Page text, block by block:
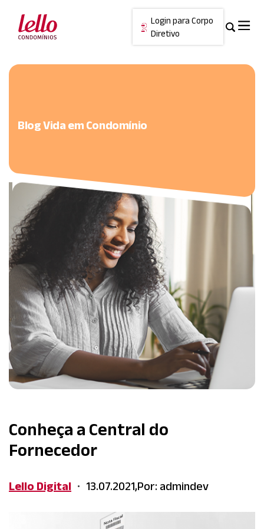
Login para Corpo
Diretivo
Cancelar
Blog Vida em Condomínio
Conheça a Central do
Fornecedor
Lello Digital • 13.07.2021,Por: admindev